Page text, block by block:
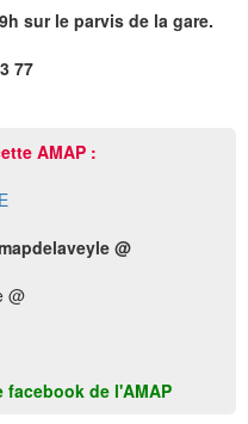
sur le parvis de la gare.
77
AMAP :
@
@
de l'AMAP